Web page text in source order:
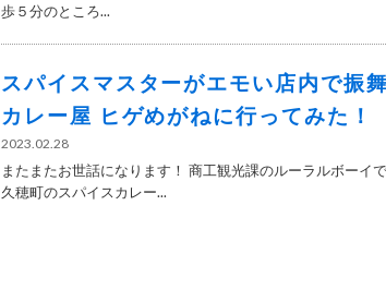
歩５分のところ...
スパイスマスターがエモい店内で振
カレー屋 ヒゲめがねに行ってみた！
2023.02.28
またまたお世話になります！ 商工観光課のルーラルボーイ
久穂町のスパイスカレー...